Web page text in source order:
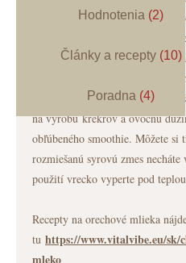
Články a recepty (10)
Hodnotenia (2)
Poradna (4)
ovocia jemné pyré. Naplňte
nechajte tekutinu vytekať do
môžete ihneď vypiť alebo použiť
receptov. Zvyšky vlákniny z
na korpus torty, do kaše alebo
na výrobu krekrov a ovocnú
obľúbeného smoothie. Môžete
rozmiešanú syrovú zmes
použití vrecko vyperte pod
Recepty na orechové mlieka
tu https://www.vitalvibe.eu/sk/
mleko